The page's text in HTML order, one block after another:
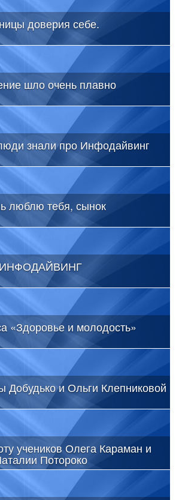
доверия себе.
шло очень плавно
знали про Инфодайвинг
люблю тебя, сынок
«Здоровье и молодость»
Добудько и Ольги Клепниковой
учеников Олега Караман и
Потороко